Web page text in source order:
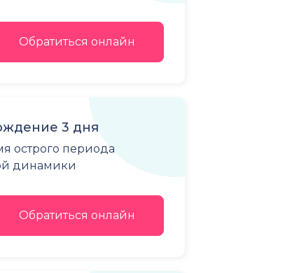
Обратиться онлайн
3 дня
острого периода
динамики
Обратиться онлайн